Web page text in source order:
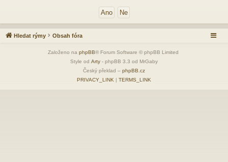
Hledat rýmy Obsah fóra
Založeno na phpBB® Forum Software © phpBB Limited
Style od Arty - phpBB 3.3 od MrGaby
Český překlad – phpBB.cz
PRIVACY_LINK | TERMS_LINK